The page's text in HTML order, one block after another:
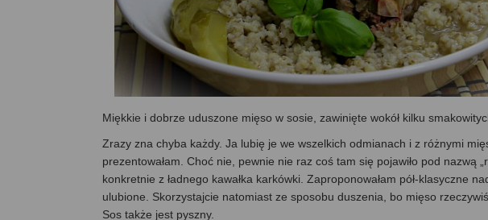
Miękkie i dobrze uduszone mięso w sosie, zawinięte wokół kilku
Zrazy zna chyba każdy. Ja lubię je we wszelkich odmianach i z różnymi
prezentowałam. Choć nie, pewnie nie raz coś tam się pojawiło pod nazwą
konkretnie z ładnego kawałka karkówki. Zaproponowałam pół-klasyczne
ulubione. Skorzystajcie natomiast ze sposobu duszenia, bo mięso
Sos także jest pyszny.